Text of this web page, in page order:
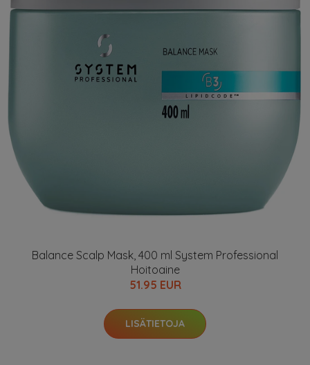
Balance Scalp Mask, 400 ml System Professional
Hoitoaine
51.95 EUR
LISÄTIETOJA